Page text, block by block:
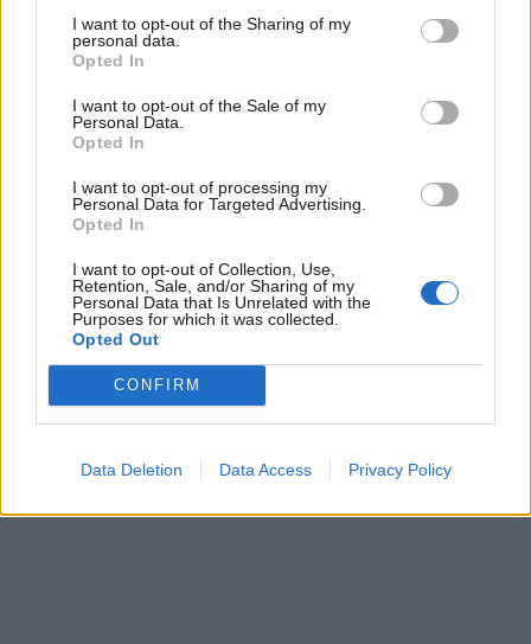
I want to opt-out of the Sharing of my
personal data.
Opted In
I want to opt-out of the Sale of my
Personal Data.
Opted In
I want to opt-out of processing my
Personal Data for Targeted Advertising.
Opted In
I want to opt-out of Collection, Use,
Retention, Sale, and/or Sharing of my
Personal Data that Is Unrelated with the
Purposes for which it was collected.
Opted Out
CONFIRM
Data Deletion Data Access Privacy Policy
sotto questa nuvola scura”, continua prima di
fare un cenno alla vicenda di Chico Forti:
“Adesso è tornato in Italia - ha detto Amanda
Knox - finalmente. Ma è una storia tragica,
che è successa anche nel mio paese.
Speriamo che riuscirà ad uscire”.